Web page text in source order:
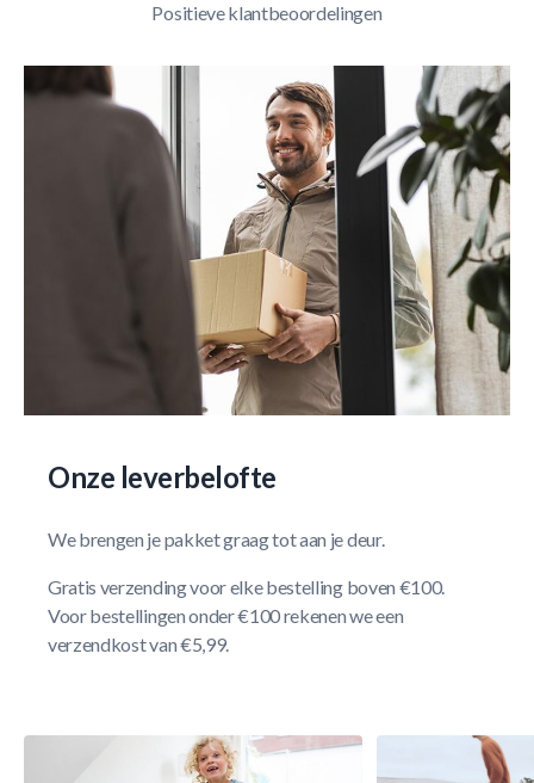
Positieve klantbeoordelingen
Onze leverbelofte
We brengen je pakket graag tot aan je deur.
Gratis verzending voor elke bestelling boven €100.
Voor bestellingen onder €100 rekenen we een
verzendkost van €5,99.